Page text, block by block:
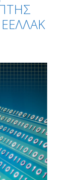
ΕΕΛΛΑΚ